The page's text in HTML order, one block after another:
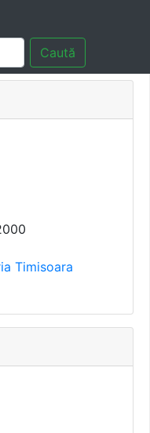
Caută
Timisoara